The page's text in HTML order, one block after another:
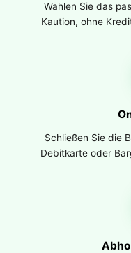
Wählen Sie das
Kaution, ohne
Schließen Sie die
Debitkarte oder